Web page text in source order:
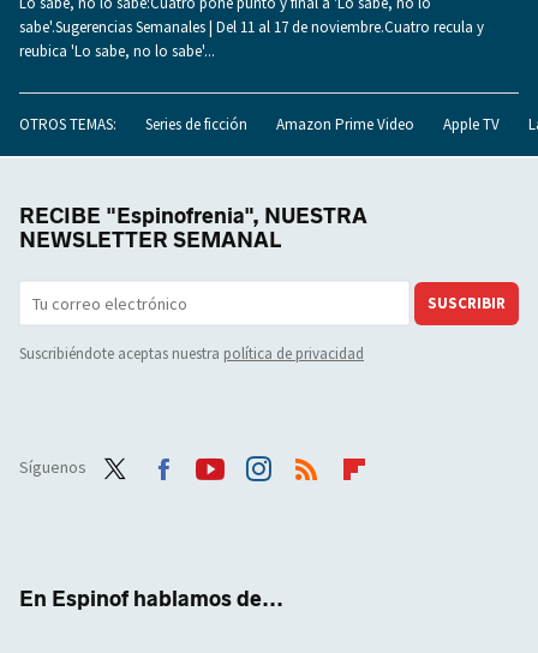
sabe'.Sugerencias Semanales | Del 11 al 17 de noviembre.Cuatro recula y
reubica 'Lo sabe, no lo sabe'...
OTROS TEMAS: Series de ficción Amazon Prime Video Apple TV
RECIBE "Espinofrenia", NUESTRA
NEWSLETTER SEMANAL
SUSCRIBIR
Suscribiéndote aceptas nuestra política de privacidad
Síguenos
En Espinof hablamos de...